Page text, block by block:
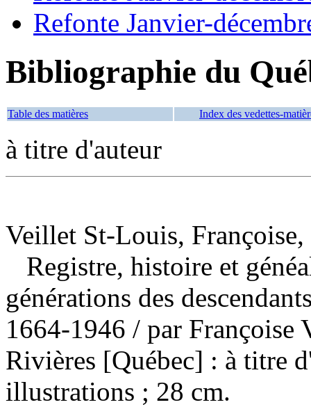
Refonte Janvier-
Bibliographie du
Table des matières Index des vedettes-
à titre d'auteur
Veillet St-Louis,
Registre, histoire et
générations des
1664-1946 / par
Rivières [Québec] : à titre
illustrations ; 28 cm.